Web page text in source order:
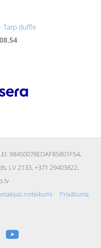
Tarp duffle
98450078EDAF85801F54,
LV 2133, +371 29403822,
noteikumi
Privātuma